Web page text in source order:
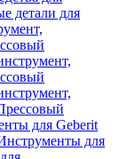
детали для
для Geberit
для